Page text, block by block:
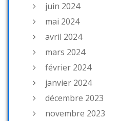
juin 2024
mai 2024
avril 2024
mars 2024
février 2024
janvier 2024
décembre 2023
novembre 2023